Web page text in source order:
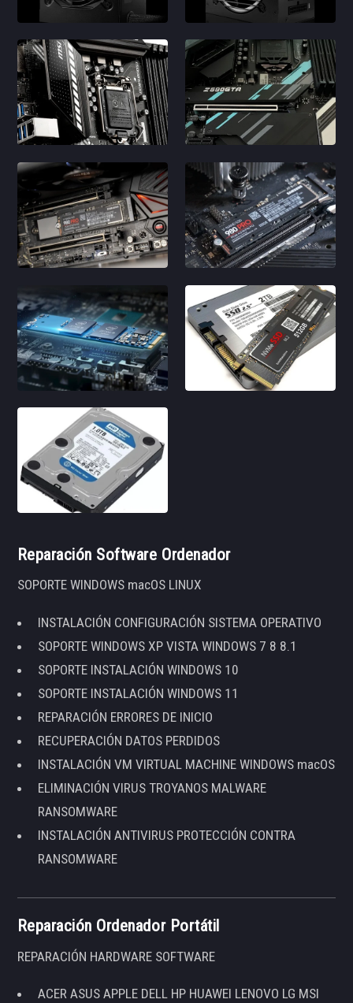
Reparación Software Ordenador
SOPORTE WINDOWS macOS LINUX
INSTALACIÓN CONFIGURACIÓN SISTEMA OPERATIVO
SOPORTE WINDOWS XP VISTA WINDOWS 7 8 8.1
SOPORTE INSTALACIÓN WINDOWS 10
SOPORTE INSTALACIÓN WINDOWS 11
REPARACIÓN ERRORES DE INICIO
RECUPERACIÓN DATOS PERDIDOS
INSTALACIÓN VM VIRTUAL MACHINE WINDOWS macOS
ELIMINACIÓN VIRUS TROYANOS MALWARE
RANSOMWARE
INSTALACIÓN ANTIVIRUS PROTECCIÓN CONTRA
RANSOMWARE
Reparación Ordenador Portátil
REPARACIÓN HARDWARE SOFTWARE
ACER ASUS APPLE DELL HP HUAWEI LENOVO LG MSI